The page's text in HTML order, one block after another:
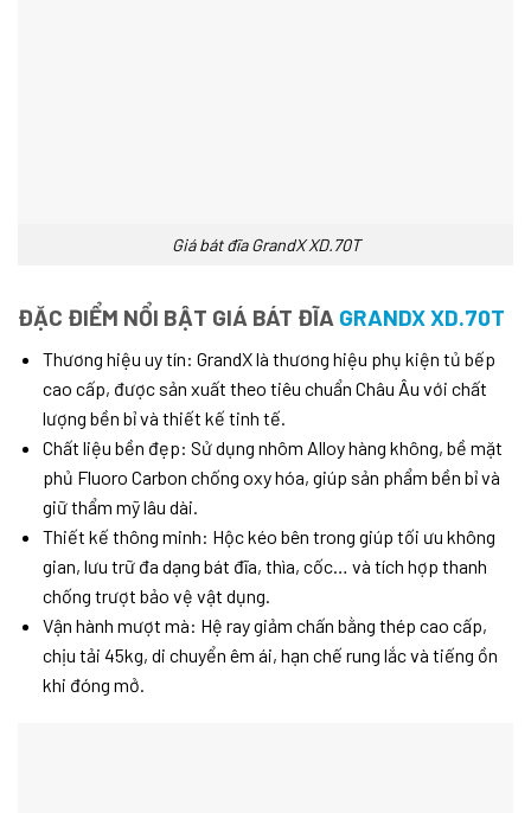
Giá bát đĩa GrandX XD.70T
ĐẶC ĐIỂM NỔI BẬT GIÁ BÁT ĐĨA GRANDX XD.70T
Thương hiệu uy tín: GrandX là thương hiệu phụ kiện tủ bếp
cao cấp, được sản xuất theo tiêu chuẩn Châu Âu với chất
lượng bền bỉ và thiết kế tinh tế.
Chất liệu bền đẹp: Sử dụng nhôm Alloy hàng không, bề mặt
phủ Fluoro Carbon chống oxy hóa, giúp sản phẩm bền bỉ và
giữ thẩm mỹ lâu dài.
Thiết kế thông minh: Hộc kéo bên trong giúp tối ưu không
gian, lưu trữ đa dạng bát đĩa, thìa, cốc… và tích hợp thanh
chống trượt bảo vệ vật dụng.
Vận hành mượt mà: Hệ ray giảm chấn bằng thép cao cấp,
chịu tải 45kg, di chuyển êm ái, hạn chế rung lắc và tiếng ồn
khi đóng mở.